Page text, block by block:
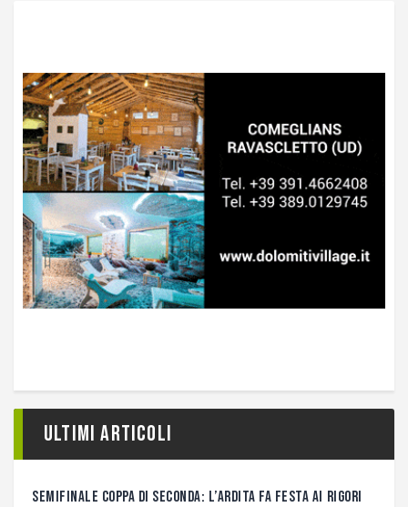
Ultimi articoli
SEMIFINALE COPPA DI SECONDA: L’ARDITA FA FESTA AI RIGORI